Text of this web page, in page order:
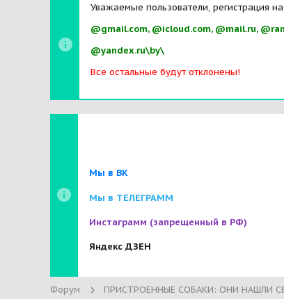
Уважаемые пользователи, регистрация
@gmail.com, @icloud.com, @mail.ru,
@yandex.ru\by\
Все остальные будут отклонены!
Мы в ВК
Мы в ТЕЛЕГРАММ
Инстаграмм (запрещенный в РФ)
Яндекс ДЗЕН
Форум